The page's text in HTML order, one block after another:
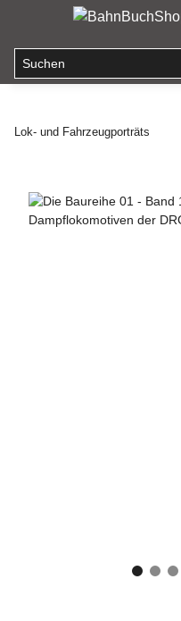
Lok- und Fahrzeugporträts